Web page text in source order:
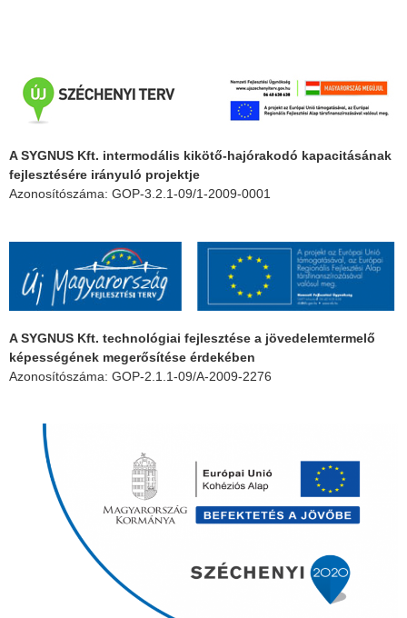
A SYGNUS Kft. intermodális kikötő-hajórakodó kapacitásának
fejlesztésére irányuló projektje
Azonosítószáma: GOP-3.2.1-09/1-2009-0001
A SYGNUS Kft. technológiai fejlesztése a jövedelemtermelő
képességének megerősítése érdekében
Azonosítószáma: GOP-2.1.1-09/A-2009-2276